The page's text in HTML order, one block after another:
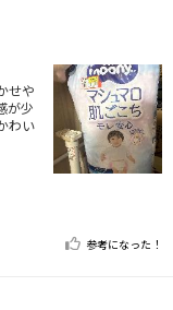
せや
が少
わい
参考になった！